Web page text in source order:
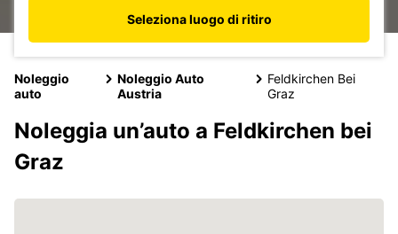
Seleziona luogo di ritiro
Noleggio
auto
Noleggio Auto
Austria
Feldkirchen Bei
Graz
Noleggia un’auto a Feldkirchen bei
Graz